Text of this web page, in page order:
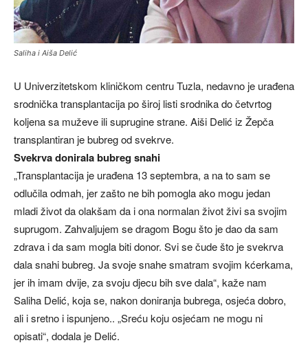
Saliha i Aiša Delić
U Univerzitetskom kliničkom centru Tuzla, nedavno je urađena
srodnička transplantacija po široj listi srodnika do četvrtog
koljena sa muževe ili suprugine strane. Aiši Delić iz Žepča
transplantiran je bubreg od svekrve.
Svekrva donirala bubreg snahi
„Transplantacija je urađena 13 septembra, a na to sam se
odlučila odmah, jer zašto ne bih pomogla ako mogu jedan
mladi život da olakšam da i ona normalan život živi sa svojim
suprugom. Zahvaljujem se dragom Bogu što je dao da sam
zdrava i da sam mogla biti donor. Svi se čude što je svekrva
dala snahi bubreg. Ja svoje snahe smatram svojim kćerkama,
jer ih imam dvije, za svoju djecu bih sve dala“, kaže nam
Saliha Delić, koja se, nakon doniranja bubrega, osjeća dobro,
ali i sretno i ispunjeno.. „Sreću koju osjećam ne mogu ni
opisati“, dodala je Delić.